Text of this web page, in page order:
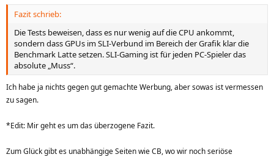
Fazit schrieb:
Die Tests beweisen, dass es nur wenig auf die CPU ankommt,
sondern dass GPUs im SLI-Verbund im Bereich der Grafik klar die
Benchmark Latte setzen. SLI-Gaming ist für jeden PC-Spieler das
absolute „Muss“.
Ich habe ja nichts gegen gut gemachte Werbung, aber sowas ist vermessen
zu sagen.
*Edit: Mir geht es um das überzogene Fazit.
Zum Glück gibt es unabhängige Seiten wie CB, wo wir noch seriöse